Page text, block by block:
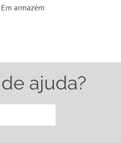
Em armazém
ajuda?